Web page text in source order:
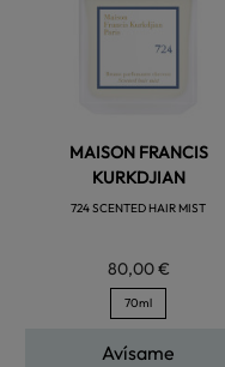
MAISON FRANCIS
KURKDJIAN
724 SCENTED HAIR MIST
80,00 €
70ml
Avísame